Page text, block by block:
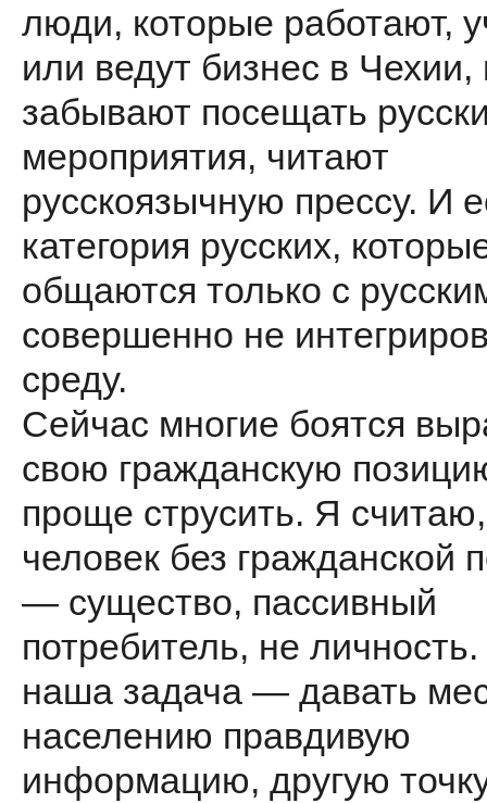
люди, которые работают,
или ведут бизнес в Чехии,
забывают посещать
мероприятия, читают
русскоязычную прессу. И
категория русских,
общаются только с
совершенно не
среду.
Сейчас многие боятся
свою гражданскую
проще струсить. Я
человек без гражданской
— существо, пассивный
потребитель, не
наша задача — давать
населению правдивую
информацию, другую